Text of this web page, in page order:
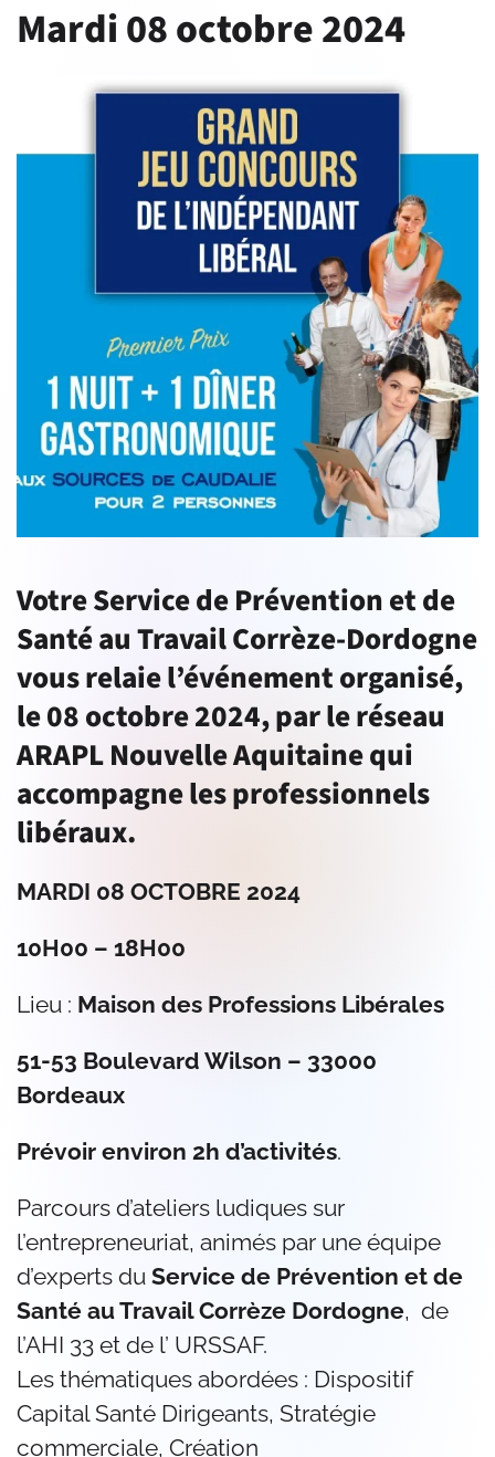
Mardi 08 octobre 2024
Votre Service de Prévention et de
Santé au Travail Corrèze-Dordogne
vous relaie l’événement organisé,
le 08 octobre 2024, par le réseau
ARAPL Nouvelle Aquitaine qui
accompagne les professionnels
libéraux.
MARDI 08 OCTOBRE 2024
10H00 – 18H00
Lieu : Maison des Professions Libérales
51-53 Boulevard Wilson – 33000
Bordeaux
Prévoir environ 2h d’activités.
Parcours d’ateliers ludiques sur
l’entrepreneuriat, animés par une équipe
d’experts du Service de Prévention et de
Santé au Travail Corrèze Dordogne, de
l’AHI 33 et de l’ URSSAF.
Les thématiques abordées : Dispositif
Capital Santé Dirigeants, Stratégie
commerciale, Création